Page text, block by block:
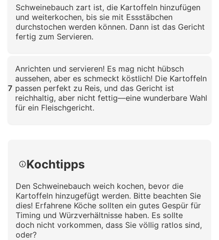
Schweinebauch zart ist, die Kartoffeln hinzufügen
und weiterkochen, bis sie mit Essstäbchen
durchstochen werden können. Dann ist das Gericht
fertig zum Servieren.
7
Anrichten und servieren! Es mag nicht hübsch
aussehen, aber es schmeckt köstlich! Die Kartoffeln
passen perfekt zu Reis, und das Gericht ist
reichhaltig, aber nicht fettig—eine wunderbare Wahl
für ein Fleischgericht.
Kochtipps
Den Schweinebauch weich kochen, bevor die
Kartoffeln hinzugefügt werden. Bitte beachten Sie
dies! Erfahrene Köche sollten ein gutes Gespür für
Timing und Würzverhältnisse haben. Es sollte
doch nicht vorkommen, dass Sie völlig ratlos sind,
oder?